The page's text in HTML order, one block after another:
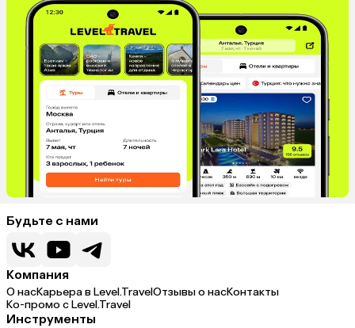
Будьте с нами
Компания
О насКарьера в Level.TravelОтзывы о насКонтакты
Ко-промо с Level.Travel
Инструменты